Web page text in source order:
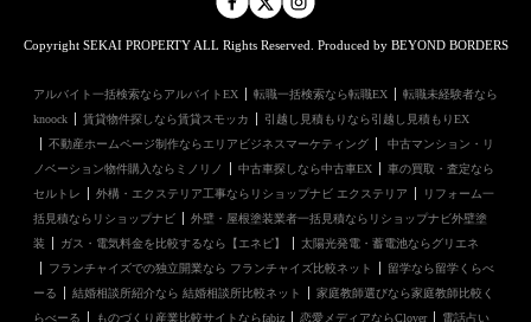
Copyright SEKAI PROPERTY ALL Rights Reserved. Produced by BEYOND BORDERS
アルバイト一括検索ならアルバイトEX 転職一括検索なら転職EX
転職未経験者なら
knoock
賃貸物件探しなら賃貸スモッカ
引越し見積もりなら引越し見積もりEX
不動産ホームページ制作ならエリアビジネスマーケティング
中古マンション・リ
ノベーション物件購入ならミノリノ
中古車探しなら中古車EX
車の買取・査定なら
セルトレ
外構・エクステリア工事ならリショップナビ エクステリア
リフォーム一
括見積ならリショップナビ
外壁・屋根塗装業者一括見積ならリショップナビ外壁塗
装
ガス・電気料金を比較するなら【エネピ】
太陽光発電・蓄電池ならグリエネ
フランチャイズでの独立開業なら フランチャイズ比較ネット
留学なら留学くらべ
ーる
結婚相談所紹介なら 結婚相談所比較ネット
家庭教師選びなら家庭教師比較く
らべーる
ものづくり産業比較サイトならfabiz 恋愛メディアならClover 電話占い